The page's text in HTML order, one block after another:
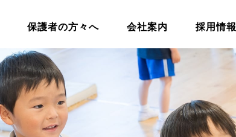
保護者の方々へ 会社案内 採用情報